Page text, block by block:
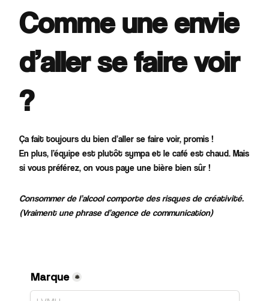
Comme une envie
d’aller se faire voir
?
Ça fait toujours du bien d’aller se faire voir, promis !
En plus, l’équipe est plutôt sympa et le café est chaud. Mais
si vous préférez, on vous paye une bière bien sûr !
Consommer de l’alcool comporte des risques de créativité.
(Vraiment une phrase d’agence de communication)